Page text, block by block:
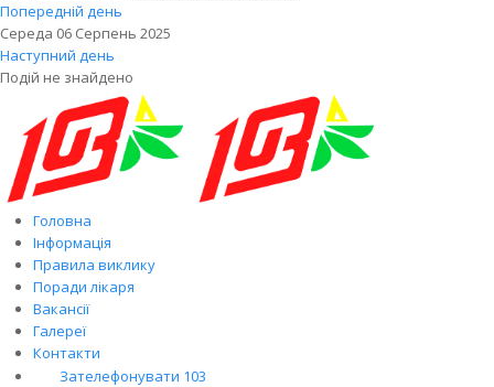
Попередній день
Середа 06 Серпень 2025
Наступний день
Подій не знайдено
Головна
Інформація
Правила виклику
Поради лікаря
Вакансії
Галереї
Контакти
Зателефонувати 103